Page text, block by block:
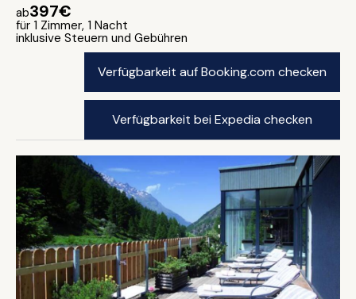
ab397€
für 1 Zimmer, 1 Nacht
inklusive Steuern und Gebühren
Verfügbarkeit auf Booking.com checken
Verfügbarkeit bei Expedia checken